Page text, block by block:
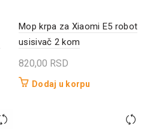
Mop krpa za Xiaomi E5 robot
usisivač 2 kom
820,00 RSD
Dodaj u korpu